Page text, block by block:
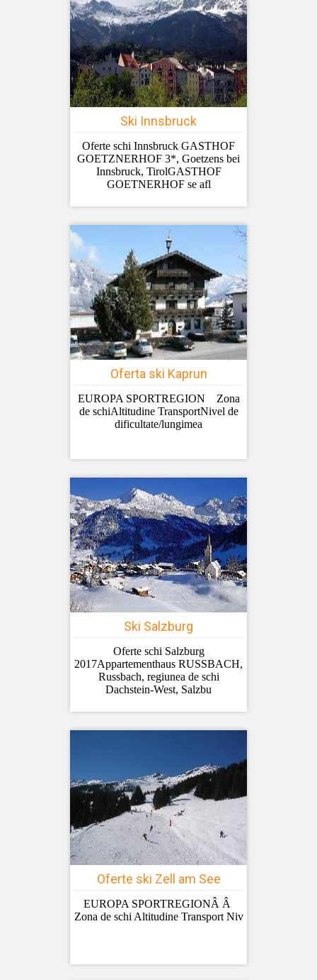
Ski Innsbruck
Oferte schi Innsbruck GASTHOF
GOETZNERHOF 3*, Goetzens bei
Innsbruck, TirolGASTHOF
GOETNERHOF se afl
Oferta ski Kaprun
EUROPA SPORTREGION Zona
de schiAltitudine TransportNivel de
dificultate/lungimea
Ski Salzburg
Oferte schi Salzburg
2017Appartementhaus RUSSBACH,
Russbach, regiunea de schi
Dachstein-West, Salzbu
Oferte ski Zell am See
EUROPA SPORTREGIONÂ Â
Zona de schi Altitudine Transport Niv